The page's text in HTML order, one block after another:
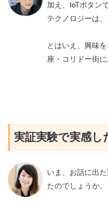
加え、IoTボタン
テクノロジーは
とはいえ、興味
座・コリドー街
実証実験で実感
いま、お話に出
たのでしょうか。